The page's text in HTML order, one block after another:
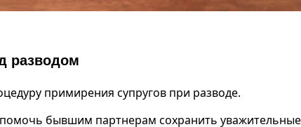
разводом
примирения супругов при разводе.
бывшим партнерам сохранить уважительные